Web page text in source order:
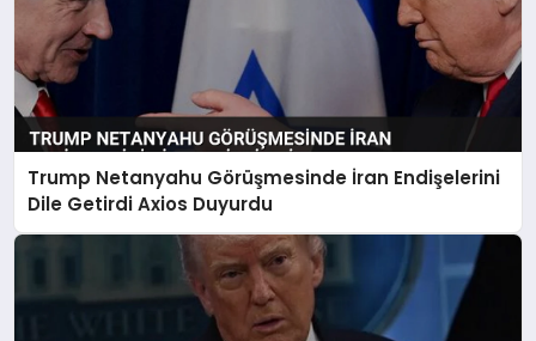
Trump Netanyahu Görüşmesinde İran Endişelerini
Dile Getirdi Axios Duyurdu